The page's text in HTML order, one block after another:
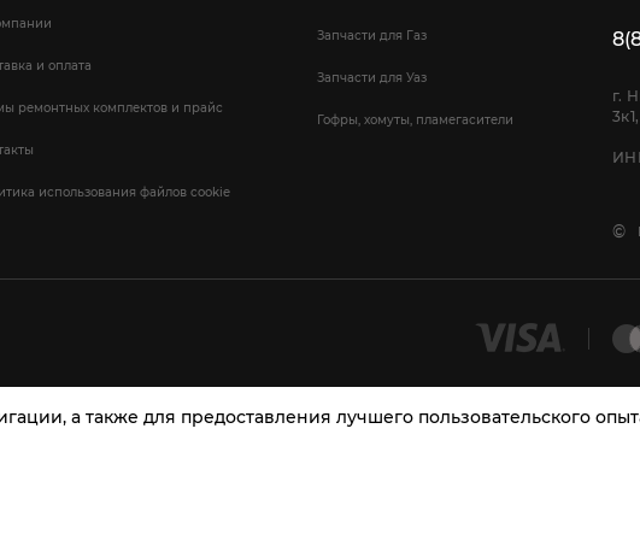
и оплата
ремонтных комплектов и прайс
использования файлов cookie
Запчасти для Газ
Запчасти для Уаз
Гофры, хомуты, пламегасители
г.
©
а также для предоставления лучшего пользовательского